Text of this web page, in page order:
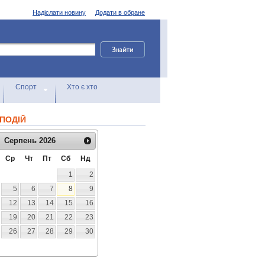
Додати в обране
Надіслати новину
Спорт Хто є хто
Серпень 2026
Ср Чт Пт Сб
Нд
1
2
5 6 7 8
9
12 13 14 15
16
19 20 21 22
23
26 27 28 29
30